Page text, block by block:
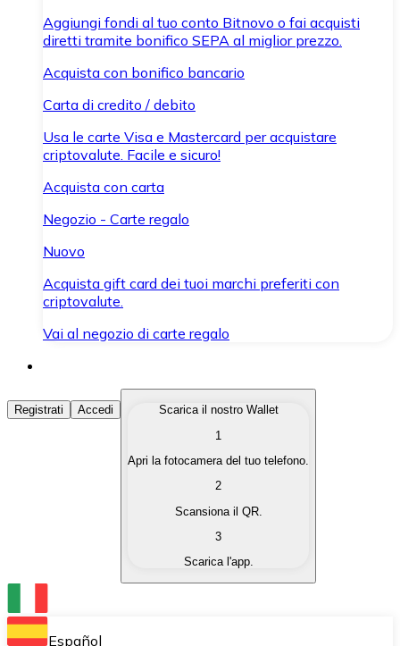
Aggiungi fondi al tuo conto Bitnovo o fai acquisti
diretti tramite bonifico SEPA al miglior prezzo.
Acquista con bonifico bancario
Carta di credito / debito
Usa le carte Visa e Mastercard per acquistare
criptovalute. Facile e sicuro!
Acquista con carta
Negozio - Carte regalo
Nuovo
Acquista gift card dei tuoi marchi preferiti con
criptovalute.
Vai al negozio di carte regalo
Acquista Criptovalute
Acquista le criptovalute che ti interessano in modo
Converti le tue criptovalute in valuta fiat quando ne
Scambia una criptovaluta con un'altra
Conserva le tue cripto in un Wallet self-custodial.
Registrati Accedi
Scarica il nostro Wallet
1
Apri la fotocamera del tuo telefono.
2
Scansiona il QR.
3
Scarica l'app.
Español